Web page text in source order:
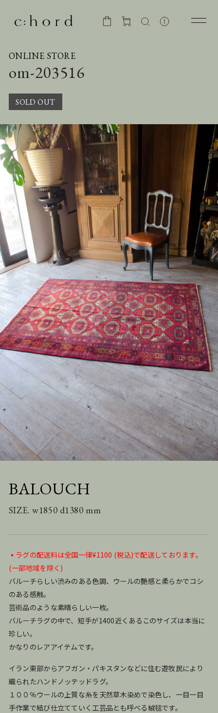
ONLINE STORE
om-203516
BALOUCH
SIZE. w1850 d1380 mm
▪️ラグの配送料は全国一律¥1100 (税込)で配送しております。
(一部地域を除く)
バルーチらしい渋みのある色調、ウールの艶感と柔らかでコシ
のある感触。
芸術品のような素晴らしい一枚。
バルーチラグの中で、短手が1400近くあるこのサイズは本当に
珍しい。
かなりのレアアイテムです。
イラン東部からアフガン・パキスタンなどに住む遊牧民により
織られたハンドノッテッドラグ。
１００％ウールの上質な糸を天然草木染めで染色し、一目一目
手作業で結び仕立てていく工芸品とも呼べる絨毯です。